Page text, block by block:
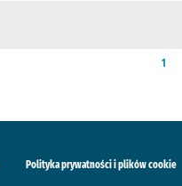
1
Polityka prywatności i plików cookie